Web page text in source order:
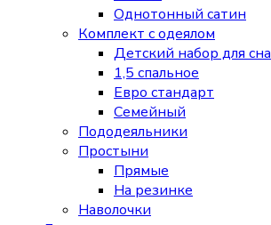
Однотонный сатин
Комплект с одеялом
Детский набор для сна
1,5 спальное
Евро стандарт
Семейный
Пододеяльники
Простыни
Прямые
На резинке
Наволочки